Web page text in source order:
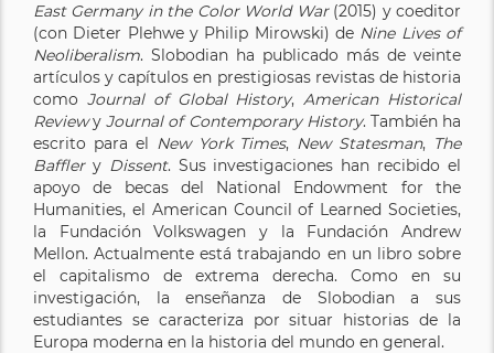
East Germany in the Color World War(2015) y coeditor
(con Dieter Plehwe y Philip Mirowski) de Nine Lives of
Neoliberalism. Slobodian ha publicado más de veinte
artículos y capítulos en prestigiosas revistas de historia
como Journal of Global History,American Historical
ReviewyJournal of Contemporary History. También ha
escrito para el New York Times, New Statesman, The
Bafflery Dissent. Sus investigaciones han recibido el
apoyo de becas del National Endowment for the
Humanities, el American Council of Learned Societies,
la Fundación Volkswagen y la Fundación Andrew
Mellon. Actualmente está trabajando en un libro sobre
el capitalismo de extrema derecha. Como en su
investigación, la enseñanza de Slobodian a sus
estudiantes se caracteriza por situar historias de la
Europa moderna en la historia del mundo en general.